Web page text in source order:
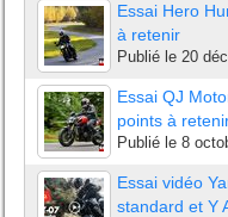
Essai Hero
à retenir
Publié le 20
Essai QJ
points à
Publié le 8
Essai vidéo
standard et Y